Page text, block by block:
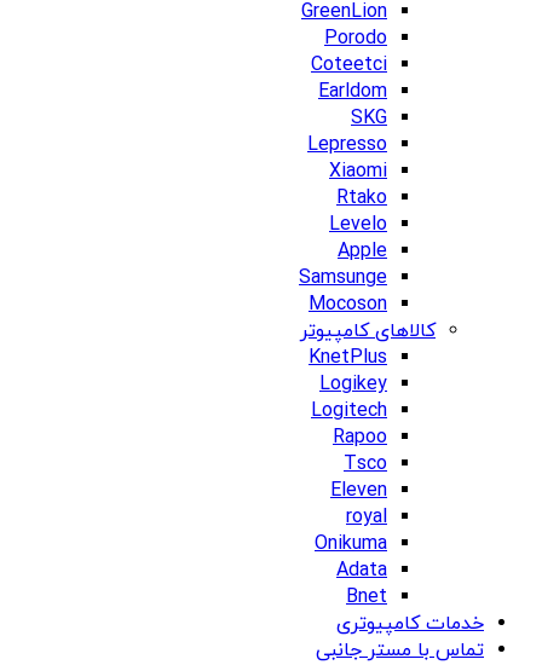
GreenLion
Porodo
Coteetci
Earldom
SKG
Lepresso
Xiaomi
Rtako
Levelo
Apple
Samsunge
Mocoson
کالاهای کامپیوتر
KnetPlus
Logikey
Logitech
Rapoo
Tsco
Eleven
royal
Onikuma
Adata
Bnet
خدمات کامپیوتری
تماس با مستر جانبی